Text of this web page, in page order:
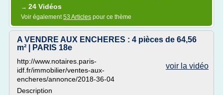
→ 24 Vidéos
Voir également53 Articles pour ce thème
A VENDRE AUX ENCHERES : 4 pièces de 64,56
m² | PARIS 18e
voir la vidéo
http://www.notaires.paris-
idf.fr/immobilier/ventes-aux-
encheres/annonce/2018-36-04
Description